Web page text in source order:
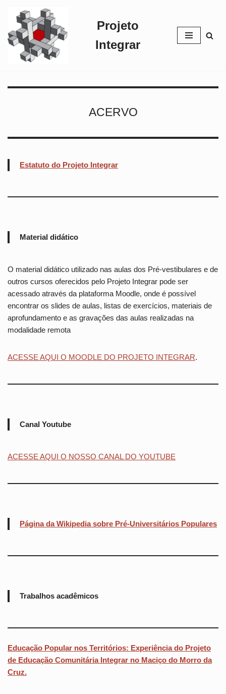
Pular
para
conteúdo
Projeto
Integrar
ACERVO
Estatuto do Projeto Integrar
Material didático
O material didático utilizado nas aulas dos Pré-vestibulares e de
outros cursos oferecidos pelo Projeto Integrar pode ser
acessado através da plataforma Moodle, onde é possível
encontrar os slides de aulas, listas de exercícios, materiais de
aprofundamento e as gravações das aulas realizadas na
modalidade remota
ACESSE AQUI O MOODLE DO PROJETO INTEGRAR.
Canal Youtube
ACESSE AQUI O NOSSO CANAL DO YOUTUBE
Página da Wikipedia sobre Pré-Universitários Populares
Trabalhos acadêmicos
Educação Popular nos Territórios: Experiência do Projeto
de Educação Comunitária Integrar no Maciço do Morro da
Cruz.